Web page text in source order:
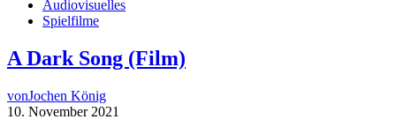
Audiovisuelles
Spielfilme
A Dark Song (Film)
vonJochen König
10. November 2021